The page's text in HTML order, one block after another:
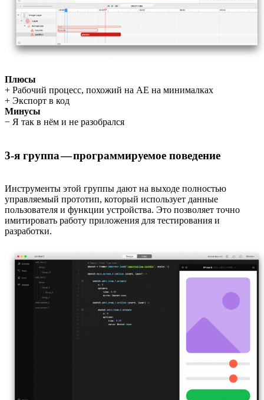
Плюсы
+ Рабочий процесс, похожий на АЕ на минималках
+ Экспорт в код
Минусы
− Я так в нём и не разобрался
3-я группа — программируемое поведение
Инструменты этой группы дают на выходе полностью
управляемый прототип, который использует данные
пользователя и функции устройства. Это позволяет точно
имитировать работу приложения для тестирования и
разработки.